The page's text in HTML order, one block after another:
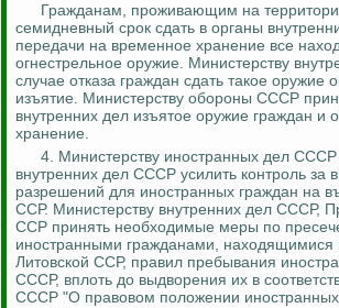
Гражданам, проживающим на
семидневный срок сдать в органы
передачи на временное хранение все
огнестрельное оружие. Министерству
случае отказа граждан сдать такое оружие
изъятие. Министерству обороны СССР
внутренних дел изъятое оружие граждан и
хранение.
4. Министерству иностранных дел СССР
внутренних дел СССР усилить контроль за
разрешений для иностранных граждан на
ССР. Министерству внутренних дел СССР,
ССР принять необходимые меры по
иностранными гражданами, находящимися
Литовской ССР, правил пребывания
СССР, вплоть до выдворения их в
СССР "О правовом положении